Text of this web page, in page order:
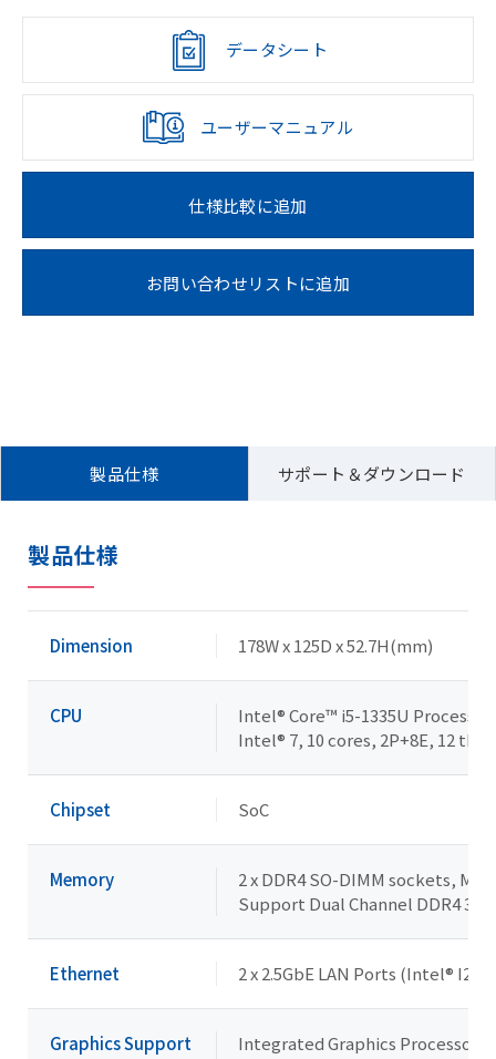
データシート
ユーザーマニュアル
仕様比較に追加
お問い合わせリストに追加
製品仕様 サポート＆ダウンロード
製品仕様
Dimension 178W x 125D x 52.7H(mm)
CPU
Intel® Core™ i5-1335U Processor
Intel® 7, 10 cores, 2P+8E, 12
Chipset SoC
Memory
2 x DDR4 SO-DIMM sockets,
Support Dual Channel DDR4
Ethernet 2 x 2.5GbE LAN Ports (Intel®
Graphics Support
Integrated Graphics Processor -